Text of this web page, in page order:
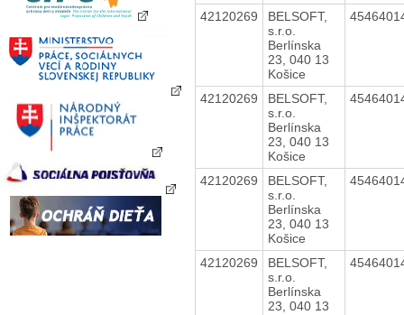
42120269
BELSOFT,
s.r.o.
Berlínska
23, 040 13
Košice
42120269
BELSOFT,
s.r.o.
Berlínska
23, 040 13
Košice
42120269
BELSOFT,
s.r.o.
Berlínska
23, 040 13
Košice
42120269
BELSOFT,
s.r.o.
Berlínska
23, 040 13